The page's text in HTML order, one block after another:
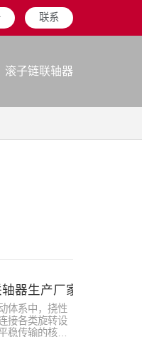
联系
滚子链联轴器
器生产厂家
体系中，挠性
接各类旋转设
稳传输的核心